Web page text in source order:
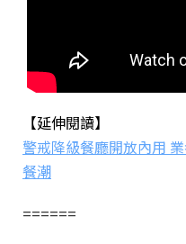
【延伸閱讀】
警戒降級餐廳開放內用
餐潮
======